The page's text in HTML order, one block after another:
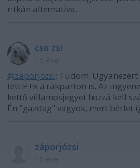
ritkán alternatíva.
cso zsi
@záporjózsi: Tudom. Ugyanezért
tett P+R a rakparton is. Az
kettő villamosjegyet hozzá kell
Én "gazdag" vagyok, mert bérlet
záporjózsi